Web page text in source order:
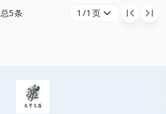
轴承的径向载荷
与变换的运动和力
械运动装置。 简
单机构：杠杆（撬
总5条 1/1页
已链接至主星
PROTOCOL: GALAXY-X9